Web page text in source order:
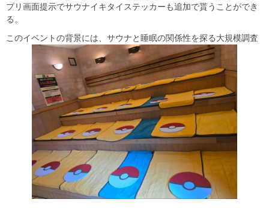
プリ画面提示でサウナイキタイステッカーも追加で貰うことができ
る。
このイベントの背景には、サウナと睡眠の関係性を探る大規模調査